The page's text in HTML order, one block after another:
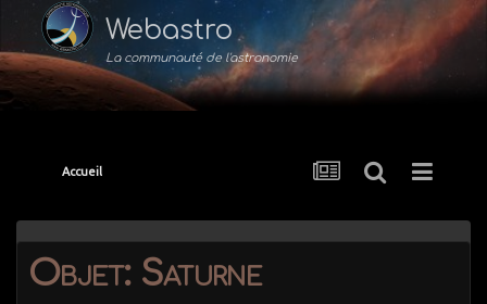
Webastro
La communauté de l'astronomie
Accueil
Objet: Saturne